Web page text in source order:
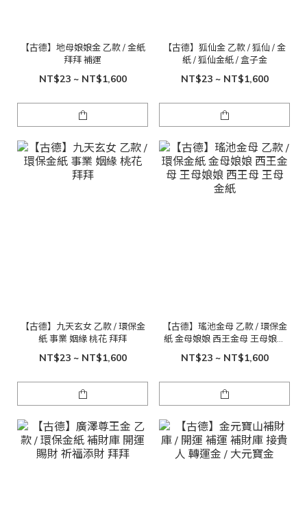
【古德】地母娘娘金 乙款 / 金紙
拜拜 補運
NT$23 ~ NT$1,600
【古德】狐仙金 乙款 / 狐仙 / 金
紙 / 狐仙金紙 / 盒子金
NT$23 ~ NT$1,600
【古德】九天玄女 乙款 / 環保金
紙 事業 姻緣 桃花 拜拜
NT$23 ~ NT$1,600
【古德】瑤池金母 乙款 / 環保金
紙 金母娘娘 西王金母 王母娘娘
西王母 王母 金紙
NT$23 ~ NT$1,600